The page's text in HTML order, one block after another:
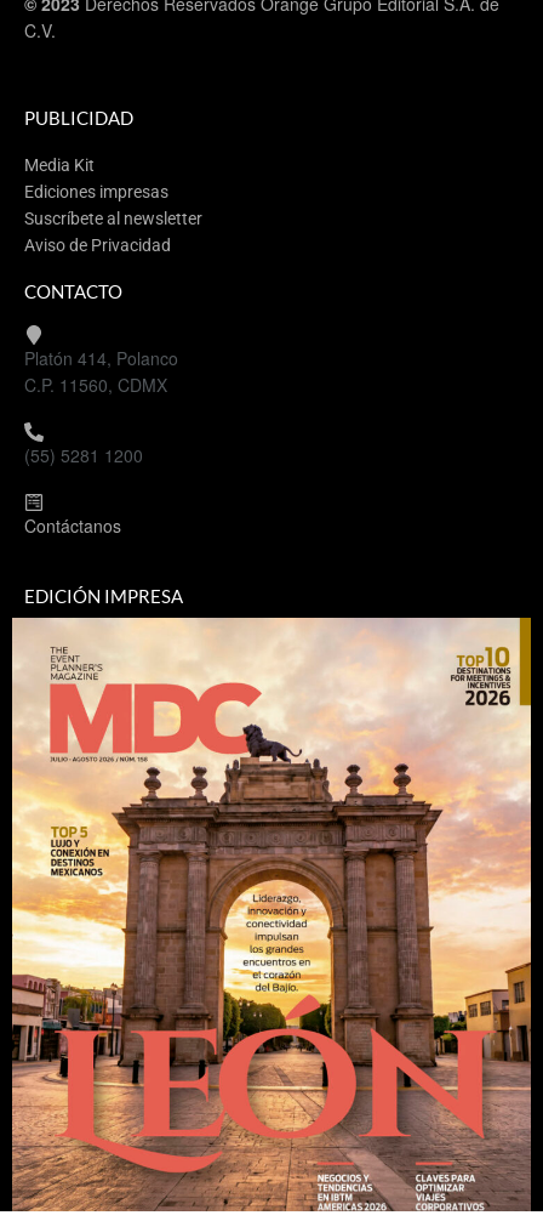
C.V.
PUBLICIDAD
Media Kit
Ediciones impresas
Suscríbete al newsletter
Aviso de Privacidad
CONTACTO
Platón 414, Polanco
C.P. 11560, CDMX
(55) 5281 1200
Contáctanos
EDICIÓN IMPRESA